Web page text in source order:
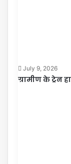
July 9, 2026
ग्रामीण के ट्रेन